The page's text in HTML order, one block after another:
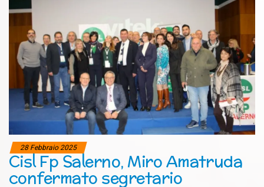
28 Febbraio 2025
Cisl Fp Salerno, Miro Amatruda
confermato segretario